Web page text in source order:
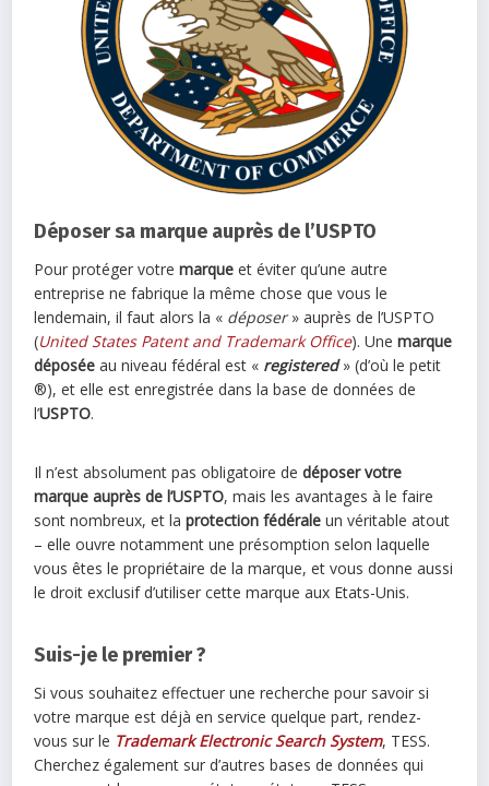
Déposer sa marque auprès de l’USPTO
Pour protéger votremarque et éviter qu’une autre
entreprise ne fabrique la même chose que vous le
lendemain, il faut alors la « déposer» auprès de l’USPTO
(United States Patent and Trademark Office). Unemarque
déposée au niveau fédéral est « registered» (d’où le petit
®), et elle est enregistrée dans la base de données de
l’USPTO.
Il n’est absolument pas obligatoire dedéposer votre
marque auprès de l’USPTO, mais les avantages à le faire
sont nombreux, et laprotection fédérale un véritable atout
– elle ouvre notamment une présomption selon laquelle
vous êtes le propriétaire de la marque, et vous donne aussi
le droit exclusif d’utiliser cette marque aux Etats-Unis.
Suis-je le premier ?
Si vous souhaitez effectuer une recherche pour savoir si
votre marque est déjà en service quelque part, rendez-
vous sur le Trademark Electronic Search System, TESS.
Cherchez également sur d’autres bases de données qui